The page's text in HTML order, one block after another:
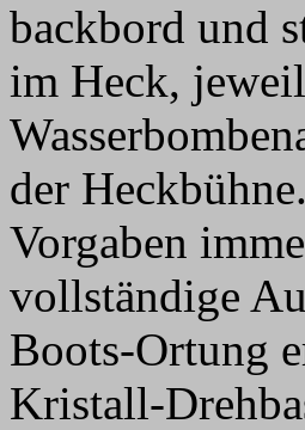
backbord und
im Heck,
der
Vorgaben
vollständige
Boots-Ortung
Kristall-